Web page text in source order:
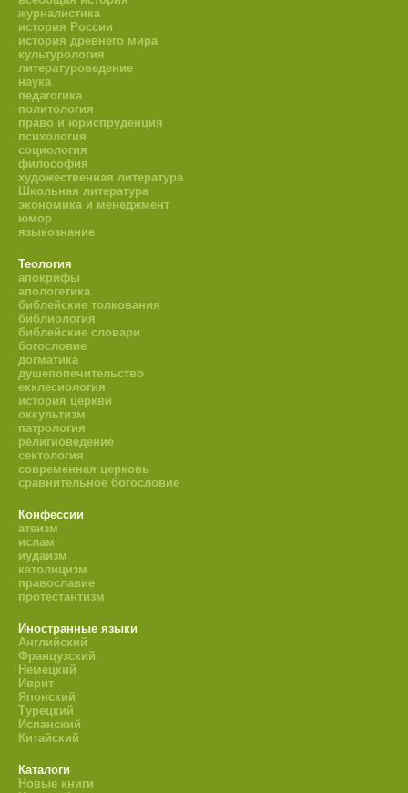
журналистика
история России
история древнего мира
культурология
литературоведение
наука
педагогика
политология
право и юриспруденция
психология
социология
философия
художественная литература
Школьная литература
экономика и менеджмент
юмор
языкознание
Теология
апокрифы
апологетика
библейские толкования
библиология
библейские словари
богословие
догматика
душепопечительство
екклесиология
история церкви
оккультизм
патрология
религиоведение
сектология
современная церковь
сравнительное богословие
Конфессии
атеизм
ислам
иудаизм
католицизм
православие
протестантизм
Иностранные языки
Английский
Французский
Немецкий
Иврит
Японский
Турецкий
Испанский
Китайский
Каталоги
Новые книги